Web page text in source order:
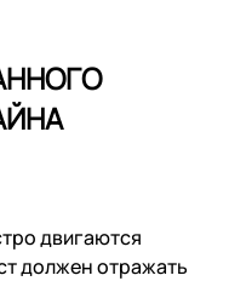
двигаются
должен отражать